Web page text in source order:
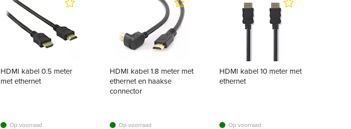
HDMI kabel 0.5 meter
met ethernet
Op voorraad
HDMI kabel 1.8 meter met
ethernet en haakse
connector
Op voorraad
HDMI kabel 10 meter met
ethernet
Op voorraad